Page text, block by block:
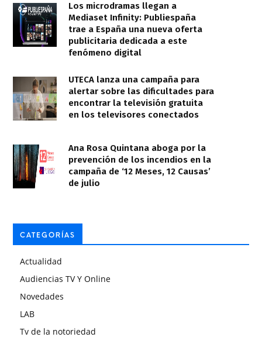
Los microdramas llegan a
Mediaset Infinity: Publiespaña
trae a España una nueva oferta
publicitaria dedicada a este
fenómeno digital
UTECA lanza una campaña para
alertar sobre las dificultades para
encontrar la televisión gratuita
en los televisores conectados
Ana Rosa Quintana aboga por la
prevención de los incendios en la
campaña de ‘12 Meses, 12 Causas’
de julio
CATEGORÍAS
Actualidad
Audiencias TV Y Online
Novedades
LAB
Tv de la notoriedad